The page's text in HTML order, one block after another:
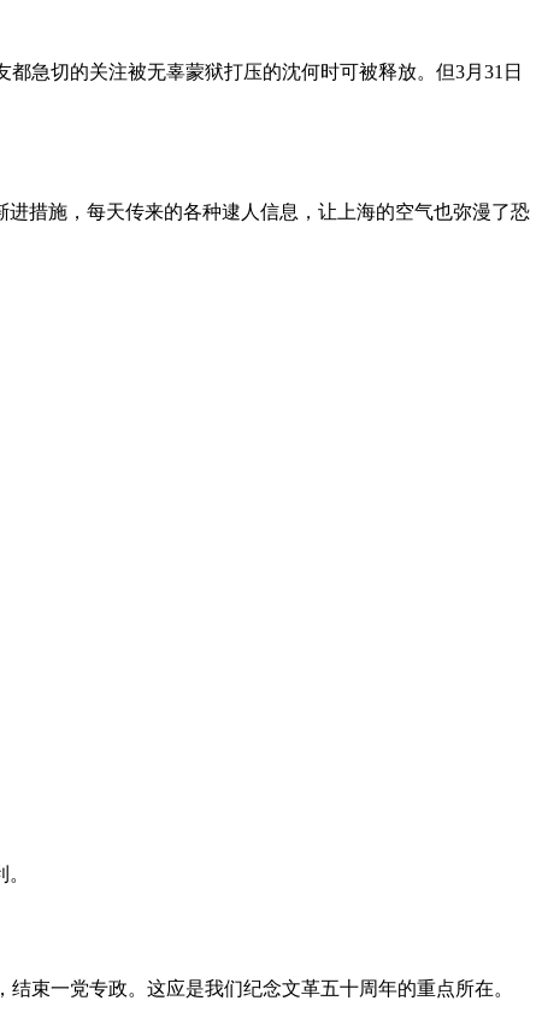
急切的关注被无辜蒙狱打压的沈何时可被释放。但3月31日
措施，每天传来的各种逮人信息，让上海的空气也弥漫了恐
束一党专政。这应是我们纪念文革五十周年的重点所在。